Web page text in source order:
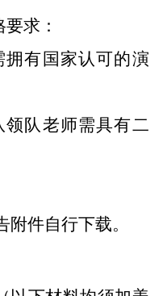
求：
拥有国家认可的演
领队老师需具有二
附件自行下载。